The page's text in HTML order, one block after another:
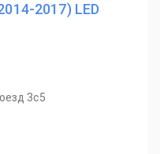
2017) LED
3с5